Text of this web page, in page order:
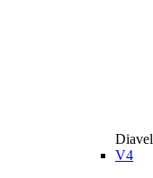
Diavel
V4